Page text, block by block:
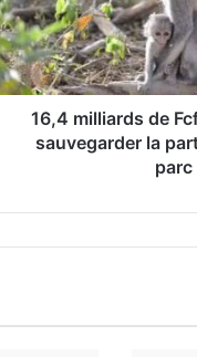
16,4 milliards de
sauvegarder la
parc